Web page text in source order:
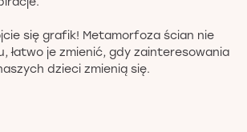
się grafik! Metamorfoza ścian nie
łatwo je zmienić, gdy zainteresowania
dzieci zmienią się.